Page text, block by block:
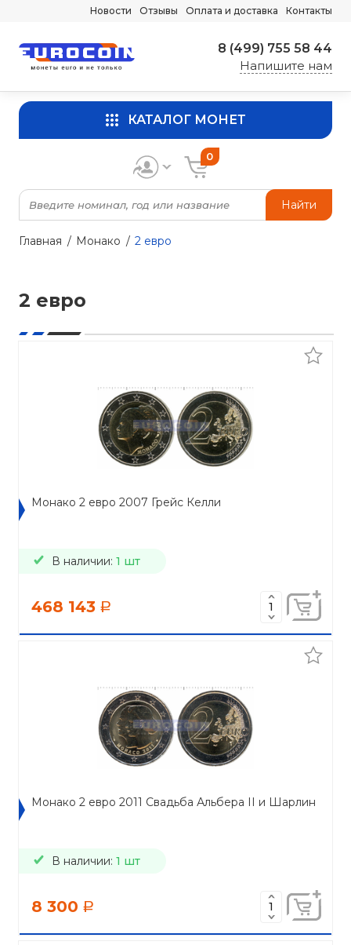
Новости Отзывы Оплата и доставка Контакты
8 (499) 755 58 44
Напишите нам
КАТАЛОГ МОНЕТ
Найти
0
Главная Монако 2 евро
2 евро
Монако 2 евро 2007 Грейс Келли
В наличии: 1 шт
468 143 a
Монако 2 евро 2011 Свадьба Альбера II и Шарлин
В наличии: 1 шт
8 300 a